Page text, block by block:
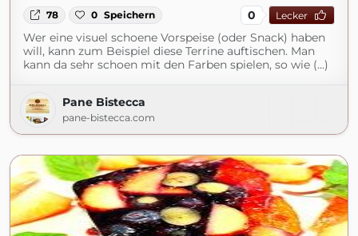
78 0 Speichern 0 Lecker
Wer eine visuel schoene Vorspeise (oder Snack) haben
will, kann zum Beispiel diese Terrine auftischen. Man
kann da sehr schoen mit den Farben spielen, so wie (...)
Pane Bistecca
pane-bistecca.com